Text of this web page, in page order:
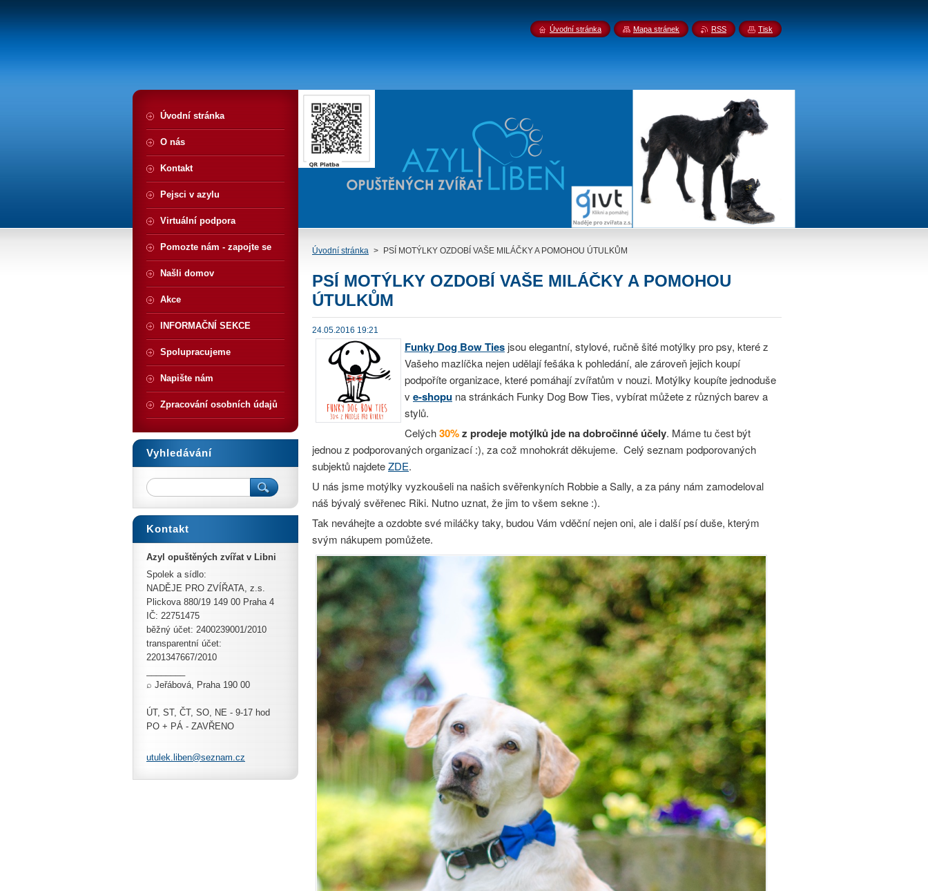
Úvodní stránka > PSÍ MOTÝLKY OZDOBÍ VAŠE MILÁČKY A POMOHOU ÚTULKŮM
PSÍ MOTÝLKY OZDOBÍ VAŠE MILÁČKY A POMOHOU
ÚTULKŮM
24.05.2016 19:21
Funky Dog Bow Ties jsou elegantní, stylové, ručně šité motýlky pro psy, které z
Vašeho mazlíčka nejen udělají fešáka k pohledání, ale zároveň jejich koupí
podpoříte organizace, které pomáhají zvířatům v nouzi. Motýlky koupíte jednoduše
v e-shopu na stránkách Funky Dog Bow Ties, vybírat můžete z různých barev a
stylů.
Celých30%z prodeje motýlků jde na dobročinné účely. Máme tu čest být
jednou z podporovaných organizací :), za což mnohokrát děkujeme. Celý seznam podporovaných
subjektů najdeteZDE.
U nás jsme motýlky vyzkoušeli na našich svěřenkyních Robbie a Sally, a za pány nám zamodeloval
náš bývalý svěřenec Riki. Nutno uznat, že jim to všem sekne :).
Tak neváhejte a ozdobte své miláčky taky, budou Vám vděční nejen oni, ale i další psí duše, kterým
svým nákupem pomůžete.
Úvodní stránka
O nás
Kontakt
Pejsci v azylu
Virtuální podpora
Pomozte nám - zapojte se
Našli domov
Akce
INFORMAČNÍ SEKCE
Spolupracujeme
Napište nám
Zpracování osobních údajů
Vyhledávání
Kontakt
Azyl opuštěných zvířat v Libni
Spolek a sídlo:
NADĚJE PRO ZVÍŘATA, z.s.
Plickova 880/19 149 00 Praha 4
IČ: 22751475
běžný účet: 2400239001/2010
transparentní účet:
2201347667/2010
⌕ Jeřábová, Praha 190 00
ÚT, ST, ČT, SO, NE - 9-17 hod
PO + PÁ - ZAVŘENO
utulek.l iben@seznam.cz
Úvodní stránka Mapa stránek RSS Tisk